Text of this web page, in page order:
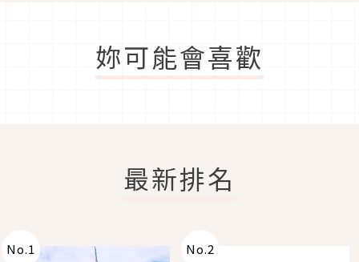
妳可能會喜歡
最新排名
No.1 No.2